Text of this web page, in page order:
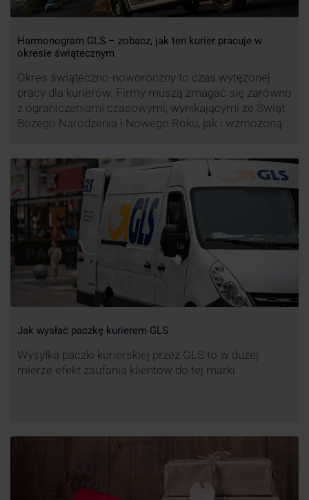
Harmonogram GLS – zobacz, jak ten kurier pracuje w
okresie świątecznym
Okres świąteczno-noworoczny to czas wytężonej
pracy dla kurierów. Firmy muszą zmagać się zarówno
z ograniczeniami czasowymi, wynikającymi ze Świąt
Bożego Narodzenia i Nowego Roku, jak i wzmożoną
firm. Zobacz harmonogram GLS na czas świąteczny!
Jak wysłać paczkę kurierem GLS
Wysyłka paczki kurierskiej przez GLS to w dużej
mierze efekt zaufania klientów do tej marki.